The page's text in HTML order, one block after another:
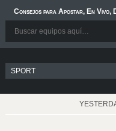
Consejos para Apostar, En Vivo,